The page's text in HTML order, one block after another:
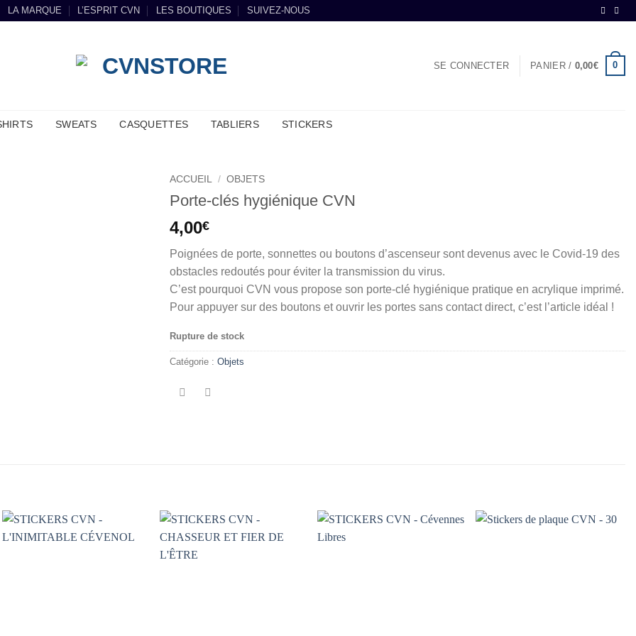
LA MARQUE L’ESPRIT CVN LES BOUTIQUES SUIVEZ-NOUS
SE CONNECTER PANIER / 0,00€ 0
SWEATS CASQUETTES TABLIERS STICKERS
ACCUEIL / OBJETS
Porte-clés hygiénique CVN
4,00€
Poignées de porte, sonnettes ou boutons d’ascenseur sont devenus avec le Covid-19 des
obstacles redoutés pour éviter la transmission du virus.
C’est pourquoi CVN vous propose son porte-clé hygiénique pratique en acrylique imprimé.
Pour appuyer sur des boutons et ouvrir les portes sans contact direct, c’est l’article idéal !
Rupture de stock
Catégorie : Objets